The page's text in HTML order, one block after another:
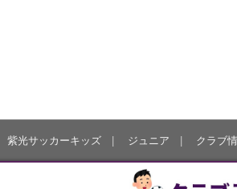
紫光サッカーキッズ ジュニア クラブ